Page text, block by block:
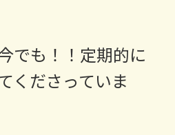
でも！！定期的に
くださっていま